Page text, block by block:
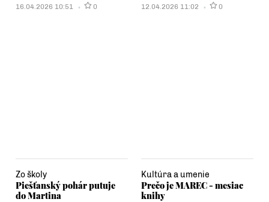
16.04.2026 10:51 0 12.04.2026 11:02 0
Zo školy
Piešťanský pohár putuje
do Martina
Kultúra a umenie
Prečo je MAREC - mesiac
knihy